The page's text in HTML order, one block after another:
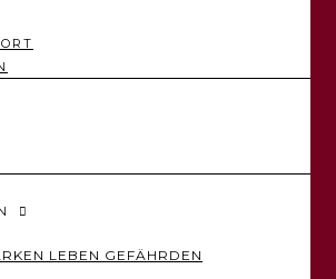
LEBEN GEFÄHRDEN